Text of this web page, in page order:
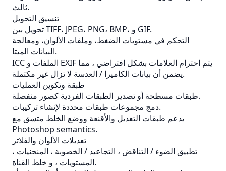
ثالث.
تنسيق التحويل
تحويل بين TIFF، JPEG، PNG، BMP، و GIF.
التحكم في مستويات الضغط، وملفات الألوان، ومعالجة
البيانات الميتا.
ICC
EXIF يتم احترام العلامات بشكل افتراضي ، مما
يضمن أن بيانات الكاميرا / العدسة لا تزال غير مكتملة.
طبقة وتكوين العمليات
طبقات مسطحة أو تصدير الطبقات الفردية كصور منفصلة.
دمج مجموعات طبقات محددة لإنشاء تركيبات.
يدعم طبقات التعديل والأقنعة ووضع الخلط متسق مع
Photoshop semantics.
تعديلات الألوان والفلاتر
تطبيق الضوء / التناقض ، التجاعيد / الخصوبة ، المنحنيات ،
المستويات ، و خلط القناة.